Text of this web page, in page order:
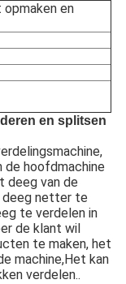
opmaken en
en splitsen
de hoofdmachine
deeg van de
deeg netter te
te verdelen in
de klant wil
te maken, het
machine,Het kan
verdelen..